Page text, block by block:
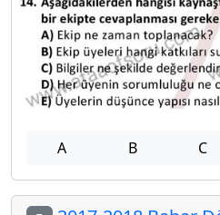
A B C